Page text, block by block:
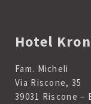
Hotel
Fam. Micheli
Via Riscone, 35
39031 Riscone –